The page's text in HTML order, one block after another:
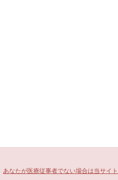
あなたが医療従事者でない場合は当サイ